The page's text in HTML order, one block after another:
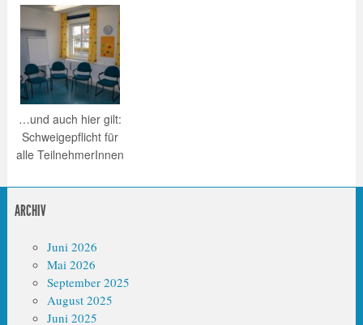
…und auch hier gilt:
Schweigepflicht für
alle TeilnehmerInnen
ARCHIV
Juni 2026
Mai 2026
September 2025
August 2025
Juni 2025